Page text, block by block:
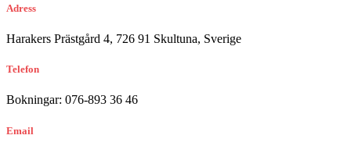
Adress
Harakers Prästgård 4, 726 91 Skultuna, Sverige
Telefon
Bokningar: 076-893 36 46
Email